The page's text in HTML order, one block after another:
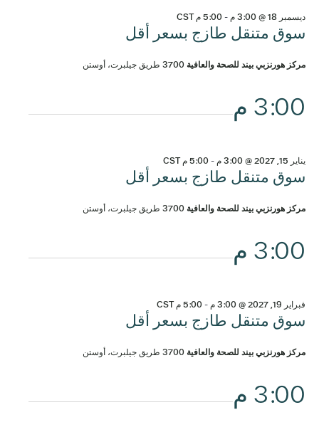
سوق متنقل طازج بسعر أقل
ديسمبر 18 @ 3:00 م -5:00 م CST
مركز هورنزبي بيند للصحة والعافية3700 طريق جيلبرت، أوستن
3:00 م
سوق متنقل طازج بسعر أقل
يناير 15, 2027 @ 3:00 م -5:00 م CST
مركز هورنزبي بيند للصحة والعافية3700 طريق جيلبرت، أوستن
3:00 م
سوق متنقل طازج بسعر أقل
فبراير 19, 2027 @ 3:00 م -5:00 م CST
مركز هورنزبي بيند للصحة والعافية3700 طريق جيلبرت، أوستن
3:00 م